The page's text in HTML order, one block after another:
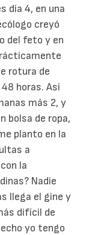
día 4, en una
creyó
del feto y en
rotura de
horas. Así
más 2, y
bolsa de ropa,
planto en la
a
la
Nadie
llega el gine y
difícil de
yo tengo